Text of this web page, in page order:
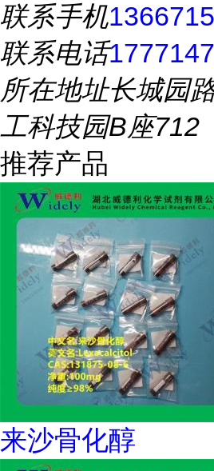
联系手机
联系电话
所在地址长城园
工科技园B座712
推荐产品
来沙骨化醇